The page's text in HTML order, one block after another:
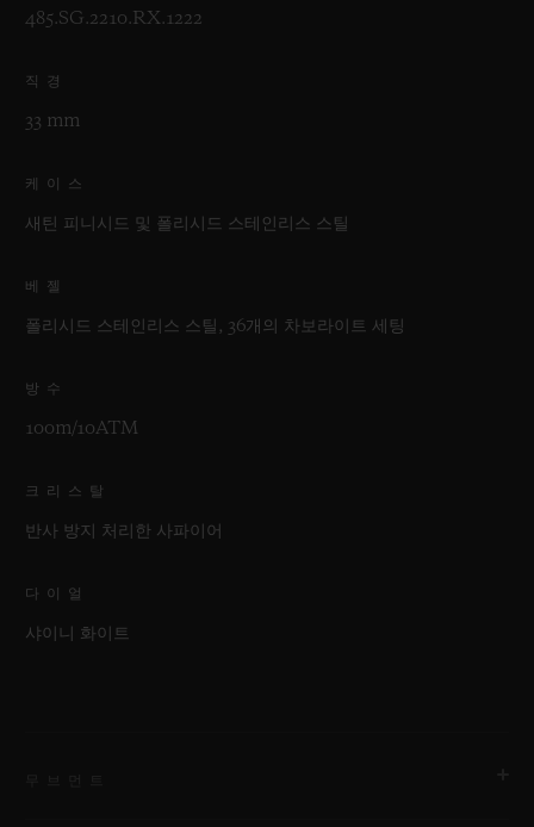
485.SG.2210.RX.1222
직경
33 mm
케이스
새틴 피니시드 및 폴리시드 스테인리스 스틸
베젤
폴리시드 스테인리스 스틸, 36개의 차보라이트 세팅
방수
100m/10ATM
크리스탈
반사 방지 처리한 사파이어
다이얼
샤이니 화이트